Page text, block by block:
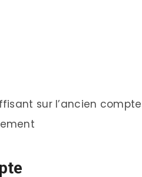
sur l’ancien